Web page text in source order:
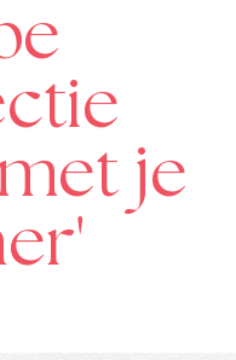
je